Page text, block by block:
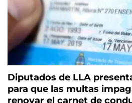
Diputados de LLA
para que las multas
renovar el carnet de